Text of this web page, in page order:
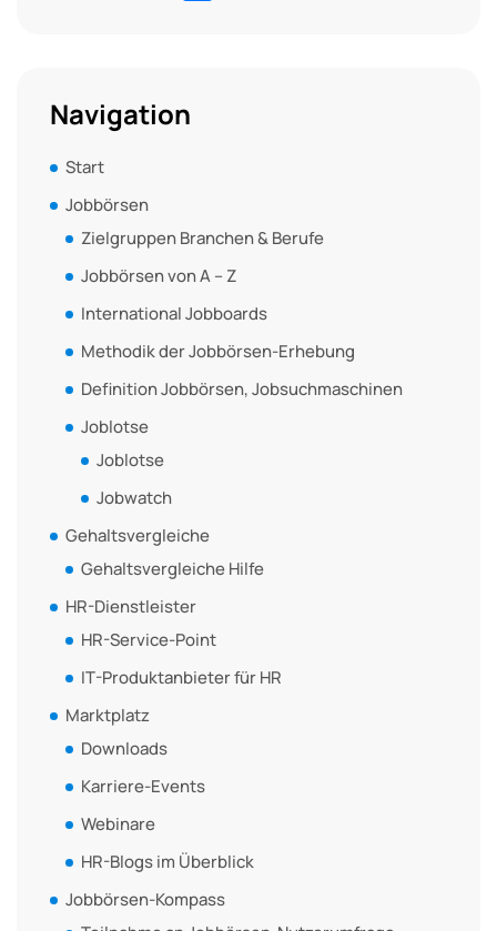
Navigation
Start
Jobbörsen
Zielgruppen Branchen & Berufe
Jobbörsen von A – Z
International Jobboards
Methodik der Jobbörsen-Erhebung
Definition Jobbörsen, Jobsuchmaschinen
Joblotse
Joblotse
Jobwatch
Gehaltsvergleiche
Gehaltsvergleiche Hilfe
HR-Dienstleister
HR-Service-Point
IT-Produktanbieter für HR
Marktplatz
Downloads
Karriere-Events
Webinare
HR-Blogs im Überblick
Jobbörsen-Kompass